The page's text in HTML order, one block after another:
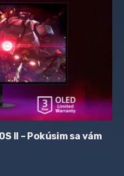
II – Pokúsim sa vám